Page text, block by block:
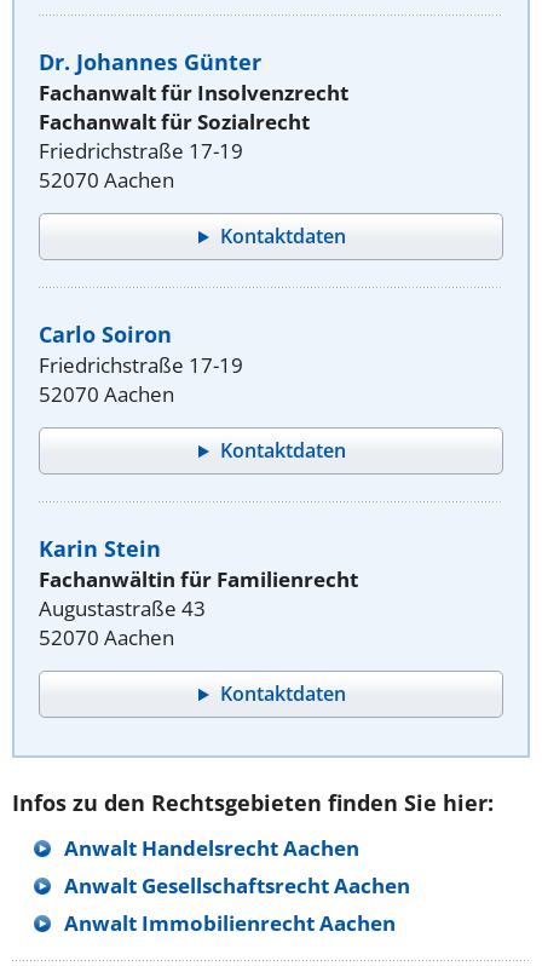
Dr. Johannes Günter
Fachanwalt für Insolvenzrecht
Fachanwalt für Sozialrecht
Friedrichstraße 17-19
52070 Aachen
Kontaktdaten
Carlo Soiron
Friedrichstraße 17-19
52070 Aachen
Kontaktdaten
Karin Stein
Fachanwältin für Familienrecht
Augustastraße 43
52070 Aachen
Kontaktdaten
Infos zu den Rechtsgebieten finden Sie hier:
Anwalt Handelsrecht Aachen
Anwalt Gesellschaftsrecht Aachen
Anwalt Immobilienrecht Aachen